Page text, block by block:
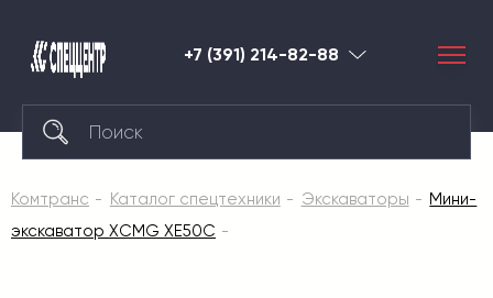
+7 (391) 214-82-88 Красноярск
Комтранс Каталог спецтехники Экскаваторы
Мини-
экскаватор XCMG XE50С